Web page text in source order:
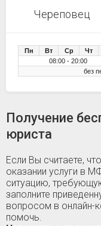
Череповец
Пн Вт Ср Чт
08:00 - 20:00
без
Получение
юриста
Если Вы считаете,
оказании услуги в
ситуацию,
заполните
вопросом в онлайн-
помочь.